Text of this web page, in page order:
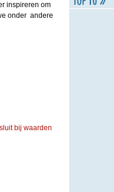
inspireren om
onder andere
bij waarden